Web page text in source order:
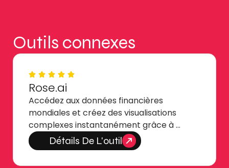
Outils connexes
Rose.ai
Accédez aux données financières
mondiales et créez des visualisations
complexes instantanément grâce à …
Détails De L'outil